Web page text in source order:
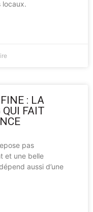
locaux.
: LA
FAIT
pas
et une belle
aussi d’une